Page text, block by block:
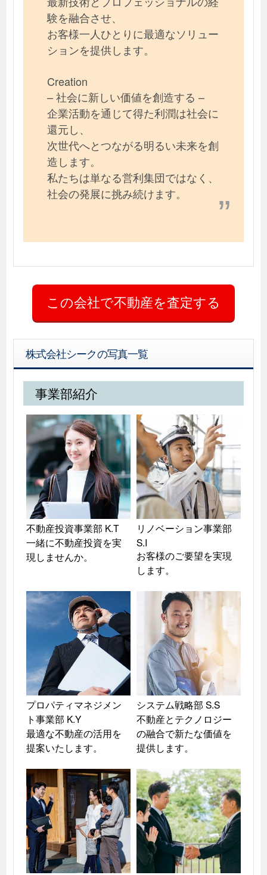
験を融合させ、
お客様一人ひとりに最適なソリュー
ションを提供します。
Creation
– 社会に新しい価値を創造する –
企業活動を通じて得た利潤は社会に
還元し、
次世代へとつながる明るい未来を創
造します。
私たちは単なる営利集団ではなく、
社会の発展に挑み続けます。
株式会社シークの写真一覧
事業部紹介
不動産投資事業部 K.T
一緒に不動産投資を実
現しませんか。
リノベーション事業部
S.I
お客様のご要望を実現
します。
プロパティマネジメン
ト事業部 K.Y
最適な不動産の活用を
提案いたします。
システム戦略部 S.S
不動産とテクノロジー
の融合で新たな価値を
提供します。